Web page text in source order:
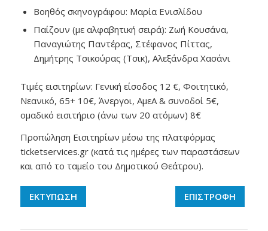
Βοηθός σκηνογράφου: Μαρία Ενισλίδου
Παίζουν (με αλφαβητική σειρά): Ζωή Κουσάνα,
Παναγιώτης Παντέρας, Στέφανος Πίττας,
Δημήτρης Τσικούρας (Τσικ), Αλεξάνδρα Χασάνι
Τιμές εισιτηρίων: Γενική είσοδος 12 €, Φοιτητικό,
Νεανικό, 65+ 10€, Άνεργοι, ΑμεΑ & συνοδοί 5€,
ομαδικό εισιτήριο (άνω των 20 ατόμων) 8€
Προπώληση Εισιτηρίων μέσω της πλατφόρμας
ticketservices.gr (κατά τις ημέρες των παραστάσεων
και από το ταμείο του Δημοτικού Θεάτρου).
ΕΚΤΥΠΩΣΗ ΕΠΙΣΤΡΟΦΗ